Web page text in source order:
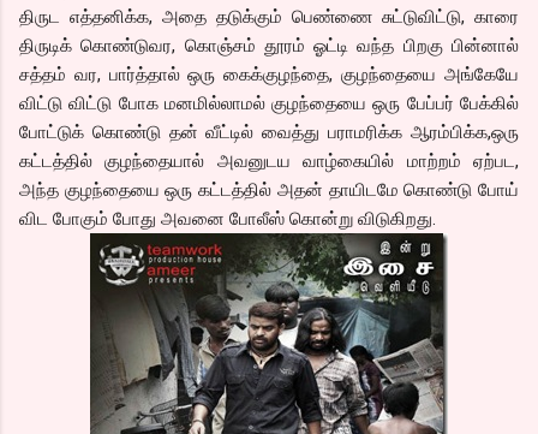
திருட எத்தனிக்க, அதை தடுக்கும் பெண்ணை சுட்டுவிட்டு, காரை
திருடிக் கொண்டுவர, கொஞ்சம் தூரம் ஓட்டி வந்த பிறகு பின்னால்
சத்தம் வர, பார்த்தால் ஒரு கைக்குழந்தை, குழந்தையை அங்கேயே
விட்டு விட்டு போக மனமில்லாமல் குழந்தையை ஒரு பேப்பர் பேக்கில்
போட்டுக் கொண்டு தன் வீட்டில் வைத்து பராமரிக்க ஆரம்பிக்க,ஒரு
கட்டத்தில் குழந்தையால் அவனுடய வாழ்கையில் மாற்றம் ஏற்பட,
அந்த குழந்தையை ஒரு கட்டத்தில் அதன் தாயிடமே கொண்டு போய்
விட போகும் போது அவனை போலீஸ் கொன்று விடுகிறது.